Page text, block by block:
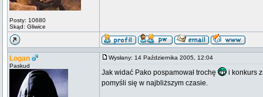
Posty: 10680
Skąd: Gliwice
Logan
Paskud
Wysłany: 14 Października 2005, 12:04
Jak widać Pako pospamował trochę
i konkurs
pomyśli się w najbliższym czasie.